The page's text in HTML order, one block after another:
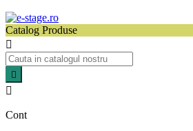
Catalog Produse



Cont